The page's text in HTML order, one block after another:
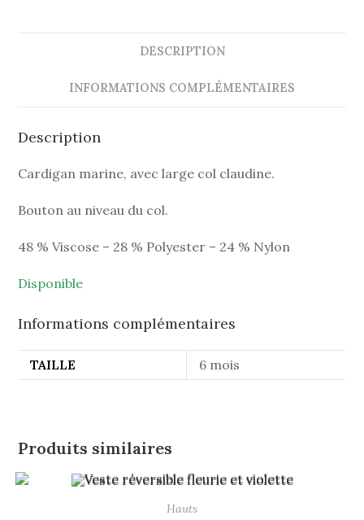
DESCRIPTION
INFORMATIONS COMPLÉMENTAIRES
Description
Cardigan marine, avec large col claudine.
Bouton au niveau du col.
48 % Viscose – 28 % Polyester – 24 % Nylon
Disponible
Informations complémentaires
TAILLE 6 mois
Produits similaires
Hauts